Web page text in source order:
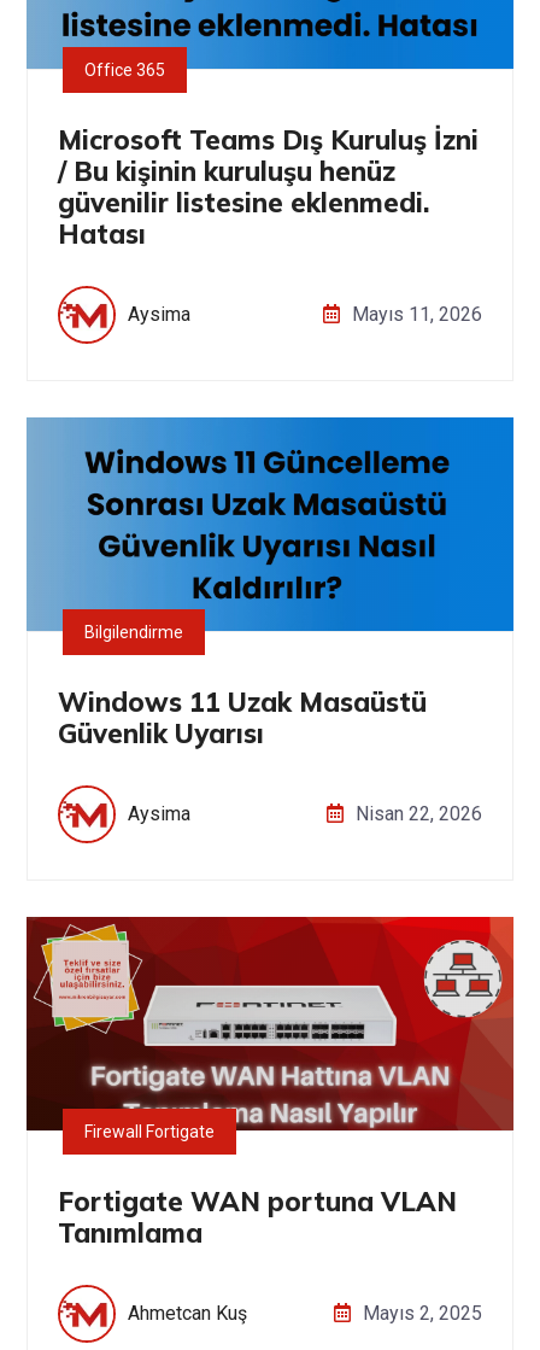
Office 365
Microsoft Teams Dış Kuruluş İzni
/ Bu kişinin kuruluşu henüz
güvenilir listesine eklenmedi.
Hatası
Aysima Mayıs 11, 2026
Bilgilendirme
Windows 11 Uzak Masaüstü
Güvenlik Uyarısı
Aysima Nisan 22, 2026
Firewall Fortigate
Fortigate WAN portuna VLAN
Tanımlama
Ahmetcan Kuş Mayıs 2, 2025